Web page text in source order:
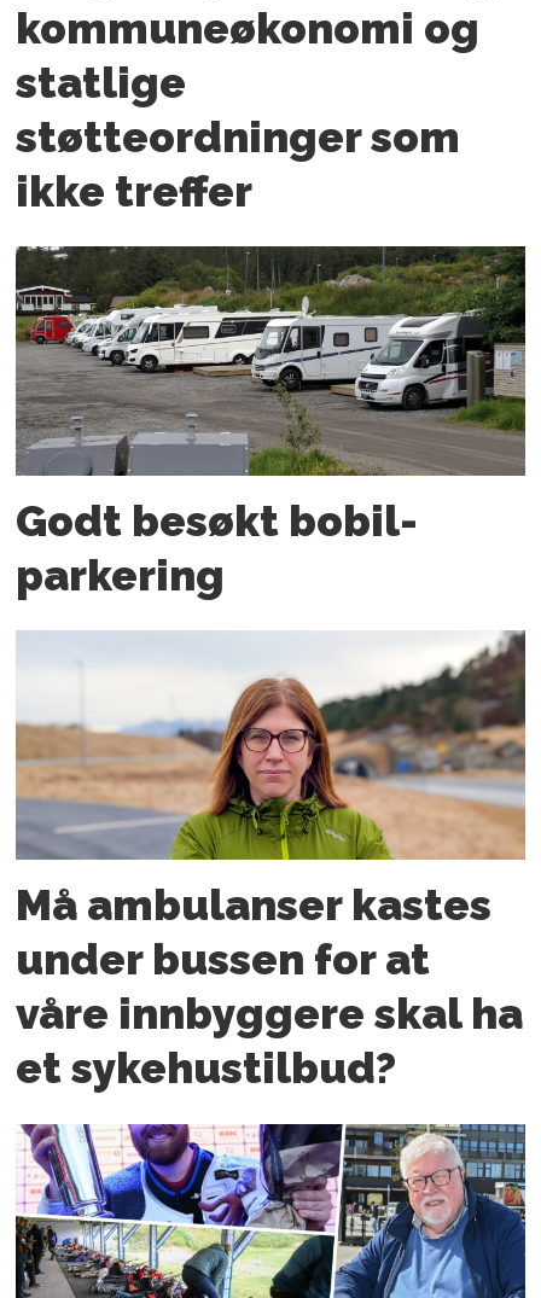
kommuneøkonomi og
statlige
støtteordninger som
ikke treffer
Godt besøkt bobil­
parkering
Må ambulanser kastes
under bussen for at
våre innbyggere skal ha
et sykehustilbud?